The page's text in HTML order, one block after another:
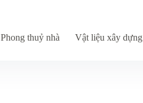
Phong thuỷ nhà Vật liệu xây dựng